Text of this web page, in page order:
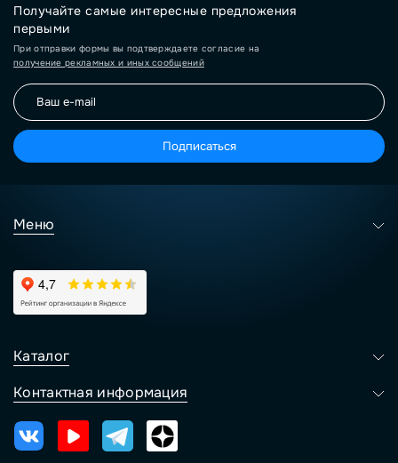
Получайте самые интересные предложения
первыми
При отправки формы вы подтверждаете согласие на
получение рекламных и иных сообщений
Подписаться
Меню
Каталог
Контактная информация